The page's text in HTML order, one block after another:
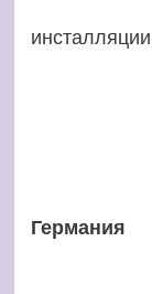
инсталляции
Германия